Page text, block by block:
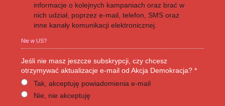
informacje o kolejnych kampaniach oraz brać w
nich udział, poprzez e-mail, telefon, SMS oraz
inne kanały komunikacji elektronicznej.
Nie wUS?
Jeśli nie masz jeszcze subskrypcji, czy chcesz
otrzymywać aktualizacje e-mail od Akcja Demokracja? *
Tak, akceptuję powiadomienia e-mail
Nie, nie akceptuję